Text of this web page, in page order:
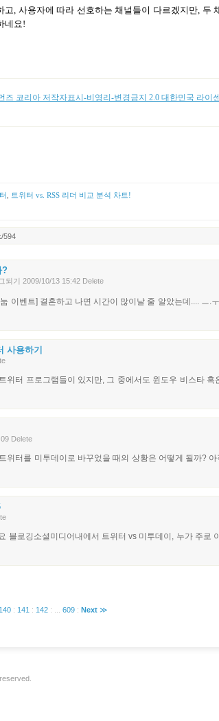
고, 사용자에 따라 선호하는 채널들이 다르겠지만, 두
네요!
즈 코리아 저작자표시-비영리-변경금지 2.0 대한민국 라이
트위터 vs. RSS 리더 비교 분석 차트!
594
?
되기 2009/10/13 15:42 Delete
이벤트] 결혼하고 나면 시간이 많이날 줄 알았는데.... ㅡ.
사용하기
위터 프로그램들이 있지만, 그 중에서도 윈도우 비스타
Delete
위터를 미투데이로 바꾸었을 때의 상황은 어떻게 될까?
블로깅소셜미디어내에서 트위터 vs 미투데이, 누가 주로
140 : 141 : 142 : 609 : Next ≫